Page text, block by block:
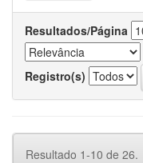
Resultados/Página
Registro(s)
Resultado 1-10 de 26.